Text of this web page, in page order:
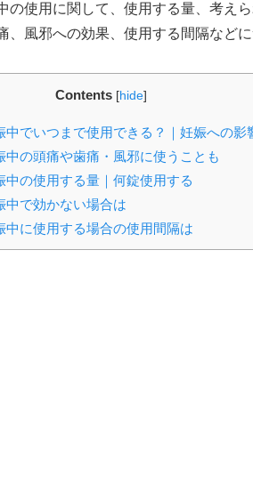
の使用に関して、使用する量、考え
、風邪への効果、使用する間隔など
Contents [hide]
中でいつまで使用できる？｜妊娠への影
中の頭痛や歯痛・風邪に使うことも
中の使用する量｜何錠使用する
中で効かない場合は
中に使用する場合の使用間隔は